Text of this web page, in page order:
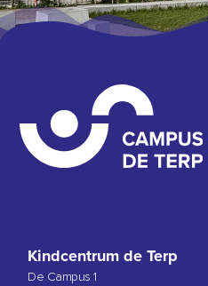
Kindcentrum de Terp
De Campus 1